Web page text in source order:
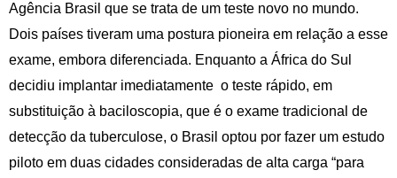
Agência Brasil que se trata de um teste novo no mundo.
Dois países tiveram uma postura pioneira em relação a esse
exame, embora diferenciada. Enquanto a África do Sul
decidiu implantar imediatamente o teste rápido, em
substituição à baciloscopia, que é o exame tradicional de
detecção da tuberculose, o Brasil optou por fazer um estudo
piloto em duas cidades consideradas de alta carga “para